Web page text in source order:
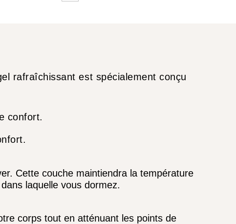
rafraîchissant est spécialement conçu
confort.
Cette couche maintiendra la température
laquelle vous dormez.
corps tout en atténuant les points de